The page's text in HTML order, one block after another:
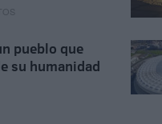
pueblo que
su humanidad